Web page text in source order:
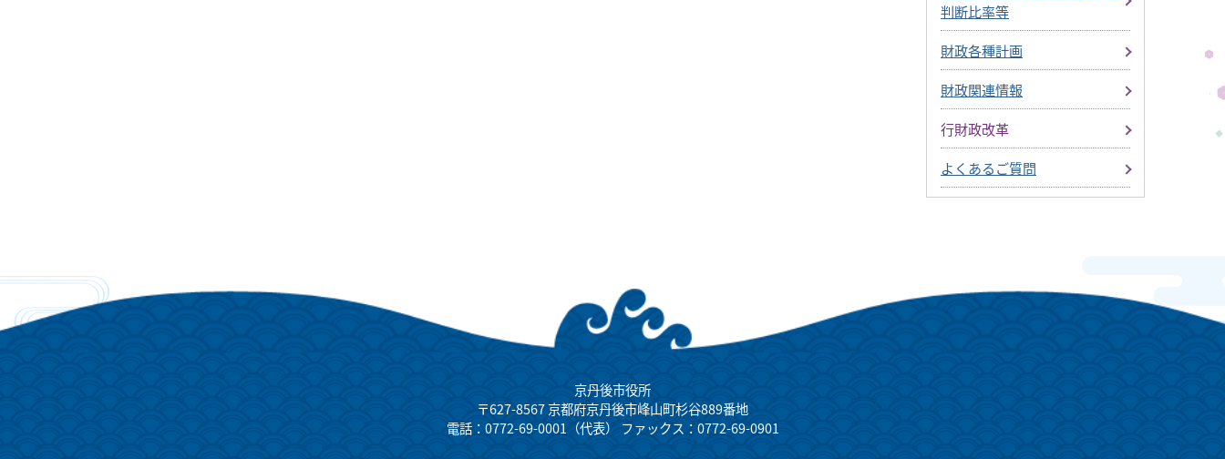
判断比率等
財政各種計画
財政関連情報
行財政改革
よくあるご質問
京丹後市役所
〒627-8567 京都府京丹後市峰山町杉谷889番地
電話：0772-69-0001（代表） ファックス：0772-69-0901